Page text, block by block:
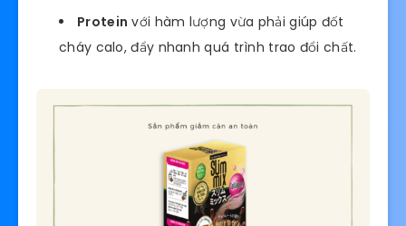
Protein với hàm lượng vừa phải giúp đốt
cháy calo, đẩy nhanh quá trình trao đổi chất.